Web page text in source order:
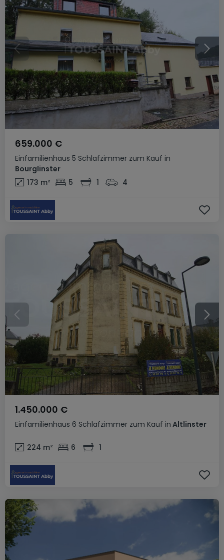
Einfamilienhaus 5 Schlafzimmer zum Kauf in
Bourglinster
659.000 €
173 m² 5 1 4
Einfamilienhaus 6 Schlafzimmer zum Kauf in Altlinster
1.450.000 €
224 m² 6 1